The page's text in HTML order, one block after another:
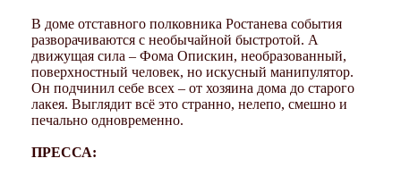
В доме отставного полковника Ростанева события
разворачиваются с необычайной быстротой. А
движущая сила – Фома Опискин, необразованный,
поверхностный человек, но искусный манипулятор.
Он подчинил себе всех – от хозяина дома до старого
лакея. Выглядит всё это странно, нелепо, смешно и
печально одновременно.
ПРЕССА: